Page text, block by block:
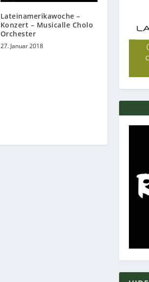
Lateinamerikawoche –
Konzert – Musicalle Cholo
Orchester
27. Januar 2018